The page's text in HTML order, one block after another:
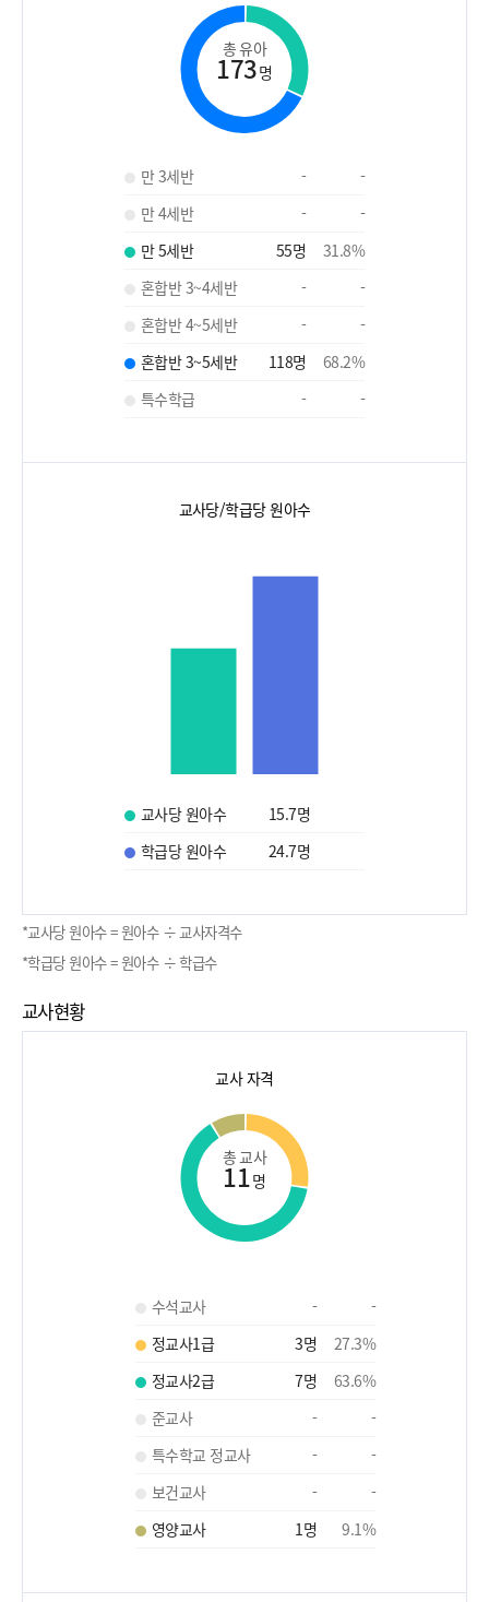
총 유아
173명
만 3세반 -
-
만 4세반
-
-
만 5세반
55명 31.8%
혼합반 3~4세반
-
-
혼합반 4~5세반
-
-
혼합반 3~5세반
118명 68.2%
특수학급
- -
교사당/학급당 원아수
교사당 원아수 15.7명
학급당 원아수
24.7명
*교사당 원아수 = 원아수 ÷ 교사자격수
*학급당 원아수 = 원아수 ÷ 학급수
교사현황
교사 자격
총 교사
11명
수석교사 -
-
정교사1급
3명 27.3%
정교사2급
7명 63.6%
준교사
-
-
특수학교 정교사
-
-
보건교사
-
-
영양교사
1명 9.1%